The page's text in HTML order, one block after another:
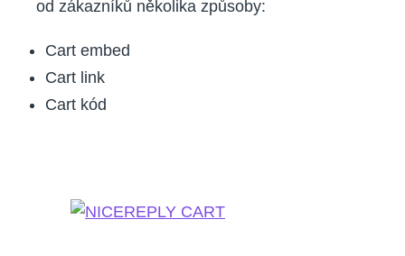
od zákazníků několika způsoby:
Cart embed
Cart link
Cart kód